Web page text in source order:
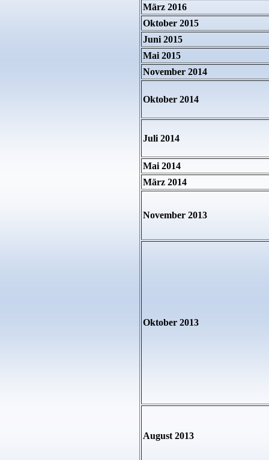
März 2016
Oktober 2015
Juni 2015
Mai 2015
November 2014
Oktober 2014
Juli 2014
Mai 2014
März 2014
November 2013
Oktober 2013
August 2013